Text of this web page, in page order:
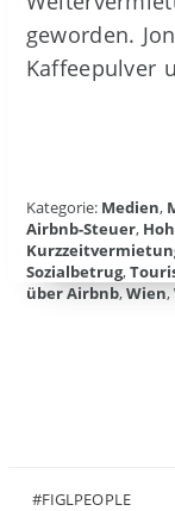
geworden.
Kaffeepulver
Kategorie: Medien,
Airbnb-Steuer,
Sozialbetrug,
über Airbnb,Wien,
#FIGLPEOPLE